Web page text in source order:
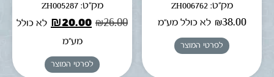
מק"ט: ZH006762
₪38.00 לא כולל מע"מ
לפרטי המוצר
מק"ט: ZH005287
₪26.00
₪20.00
לא כולל
מע"מ
לפרטי המוצר